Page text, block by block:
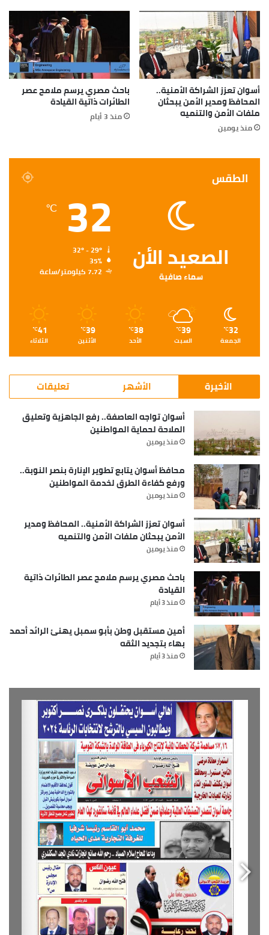
أسوان تعزز الشراكة الأمنية..
المحافظ ومدير الأمن يبحثان
ملفات الأمن والتنميه
منذ يومين
باحث مصري يرسم ملامح عصر
الطائرات ذاتية القيادة
منذ 3 أيام
الطقس
الصعيد الأن
سماء صافية
32
℃
35%
7.72 كيلومتر/ساعة
32
℃
الجمعة
39
℃
السبت
38
℃
الأحد
39
℃
الأثنين
41
℃
الثلاثاء
الأخيرة الأشهر تعليقات
أسوان تواجه العاصفة.. رفع الجاهزية وتعليق
الملاحة لحماية المواطنين
منذ يومين
محافظ أسوان يتابع تطوير الإنارة بنصر النوبة..
ورفع كفاءة الطرق لخدمة المواطنين
منذ يومين
أسوان تعزز الشراكة الأمنية.. المحافظ ومدير
الأمن يبحثان ملفات الأمن والتنميه
منذ يومين
باحث مصري يرسم ملامح عصر الطائرات ذاتية
القيادة
منذ 3 أيام
أمين مستقبل وطن بأبو سمبل يهنئ الرائد أحمد
بهاء بتجديد الثقه
منذ 3 أيام